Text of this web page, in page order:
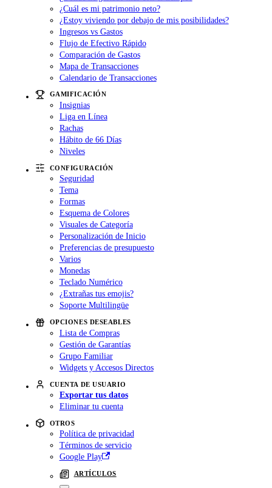
¿Cuál es mi patrimonio neto?
¿Estoy viviendo por debajo de mis posibilidades?
Ingresos vs Gastos
Flujo de Efectivo Rápido
Comparación de Gastos
Mapa de Transacciones
Calendario de Transacciones
GAMIFICACIÓN
Insignias
Liga en Línea
Rachas
Hábito de 66 Días
Niveles
CONFIGURACIÓN
Seguridad
Tema
Formas
Esquema de Colores
Visuales de Categoría
Personalización de Inicio
Preferencias de presupuesto
Varios
Monedas
Teclado Numérico
¿Extrañas tus emojis?
Soporte Multilingüe
OPCIONES DESEABLES
Lista de Compras
Gestión de Garantías
Grupo Familiar
Widgets y Accesos Directos
CUENTA DE USUARIO
Exportar tus datos
Eliminar tu cuenta
OTROS
Política de privacidad
Términos de servicio
Google Play
ARTÍCULOS